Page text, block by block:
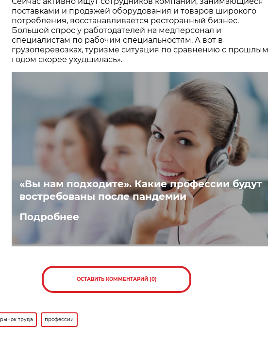
поставками и продажей оборудования и товаров широкого
потребления, восстанавливается ресторанный бизнес.
Большой спрос у работодателей на медперсонал и
специалистам по рабочим специальностям. А вот в
грузоперевозках, туризме ситуация по сравнению с прошлым
годом скорее ухудшилась».
«Вы нам подходите». Какие профессии будут
востребованы после пандемии
Подробнее
ОСТАВИТЬ КОММЕНТАРИЙ (0)
рынок труда профессии